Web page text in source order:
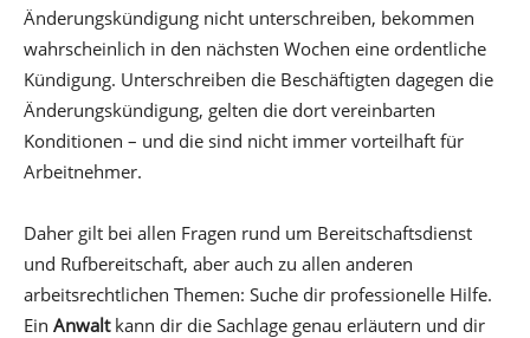
Änderungskündigung nicht unterschreiben, bekommen
wahrscheinlich in den nächsten Wochen eine ordentliche
Kündigung. Unterschreiben die Beschäftigten dagegen die
Änderungskündigung, gelten die dort vereinbarten
Konditionen – und die sind nicht immer vorteilhaft für
Arbeitnehmer.
Daher gilt bei allen Fragen rund um Bereitschaftsdienst
und Rufbereitschaft, aber auch zu allen anderen
arbeitsrechtlichen Themen: Suche dir professionelle Hilfe.
Ein Anwaltkann dir die Sachlage genau erläutern und dir